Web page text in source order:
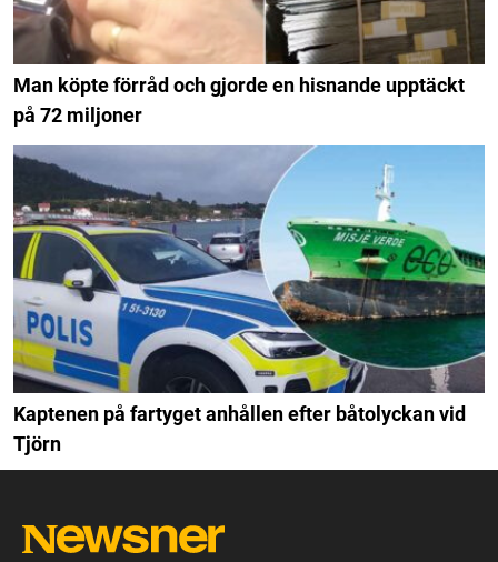
Man köpte förråd och gjorde en hisnande upptäckt
på 72 miljoner
Kaptenen på fartyget anhållen efter båtolyckan vid
Tjörn